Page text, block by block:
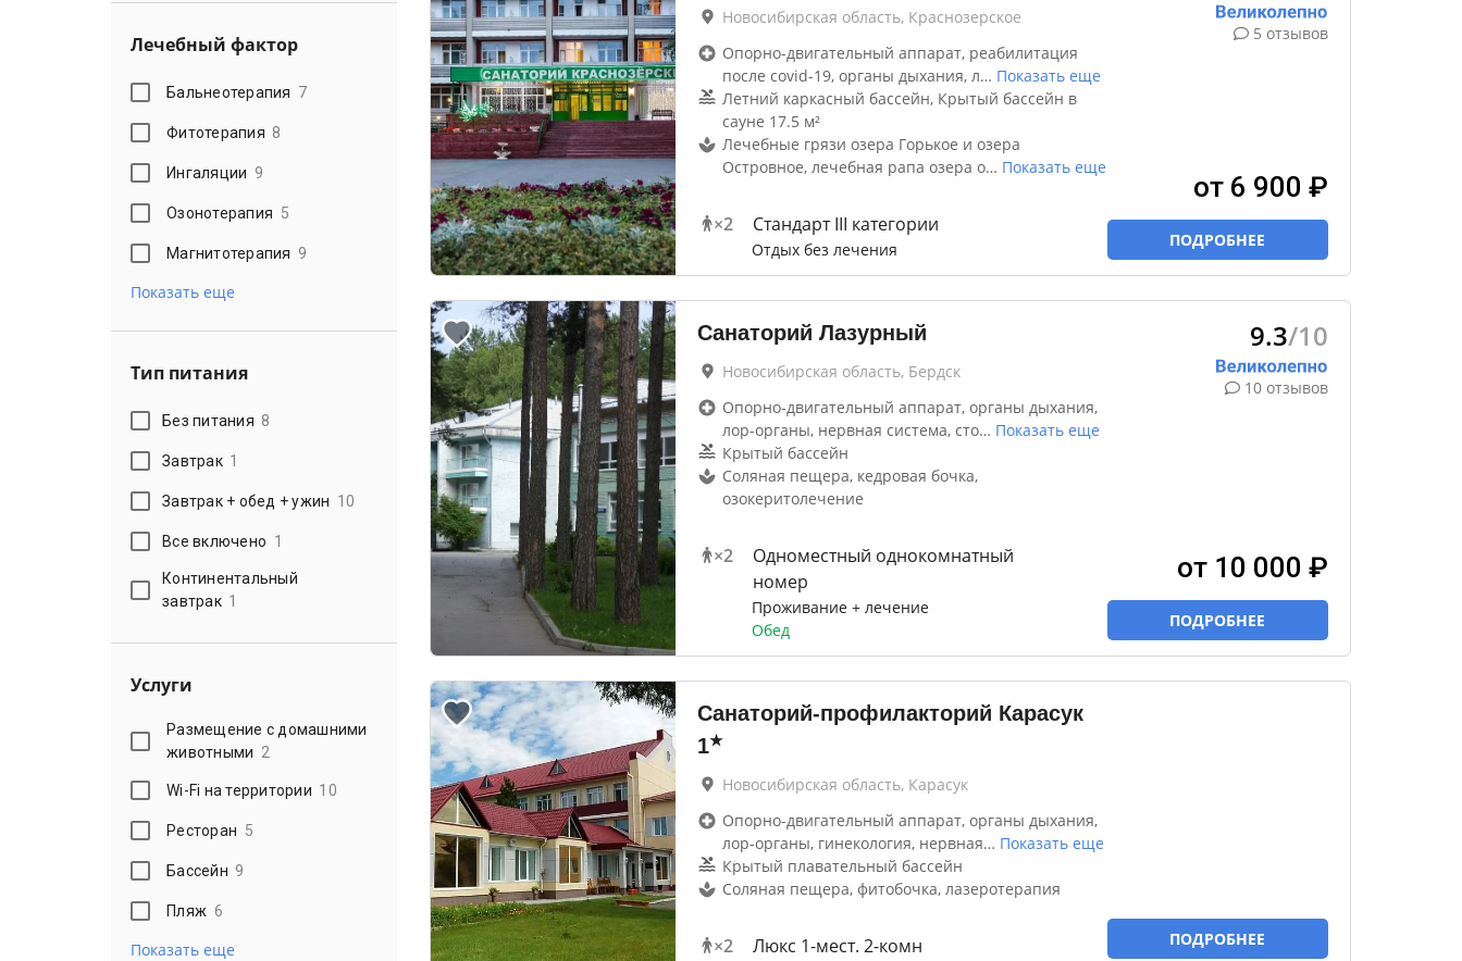
Лечебный фактор
Бальнеотерапия 7
Фитотерапия 8
Ингаляции 9
Озонотерапия 5
Магнитотерапия 9
Показать еще
Тип питания
Без питания 8
Завтрак 1
Завтрак + обед + ужин 10
Все включено 1
Континентальный
завтрак 1
Услуги
Размещение с домашними
животными 2
Wi-Fi на территории 10
Ресторан 5
Бассейн 9
Пляж 6
Показать еще
Новосибирская область, Краснозерское
Опорно-двигательный аппарат, реабилитация
после covid-19, органы дыхания, л… Показать еще
Летний каркасный бассейн, Крытый бассейн в
сауне 17.5 м²
Лечебные грязи озера Горькое и озера
Островное, лечебная рапа озера о… Показать еще
×2 Стандарт III категории
Отдых без лечения
5 отзывов
от 6 900 ₽
ПОДРОБНЕЕ
Санаторий Лазурный
Новосибирская область, Бердск
Опорно-двигательный аппарат, органы дыхания,
лор-органы, нервная система, сто… Показать еще
Крытый бассейн
Соляная пещера, кедровая бочка,
озокеритолечение
×2
Одноместный однокомнатный
номер
Проживание + лечение
Обед
9.3/10
10 отзывов
от 10 000 ₽
ПОДРОБНЕЕ
Санаторий-профилакторий Карасук
1★
Новосибирская область, Карасук
Опорно-двигательный аппарат, органы дыхания,
лор-органы, гинекология, нервная… Показать еще
Крытый плавательный бассейн
Соляная пещера, фитобочка, лазеротерапия
×2 Люкс 1-мест. 2-комн ПОДРОБНЕЕ